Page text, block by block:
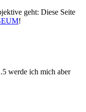
geht: Diese Seite
!
werde ich mich aber